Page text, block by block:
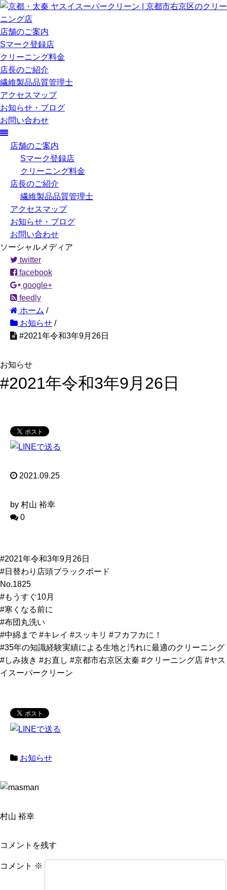
店舗のご案内
Sマーク登録店
クリーニング料金
店長のご紹介
繊維製品品質管理士
アクセスマップ
お知らせ・ブログ
お問い合わせ
店舗のご案内
Sマーク登録店
クリーニング料金
店長のご紹介
繊維製品品質管理士
アクセスマップ
お知らせ・ブログ
お問い合わせ
ソーシャルメディア
twitter
facebook
google+
feedly
ホーム /
お知らせ /
#2021年令和3年9月26日
お知らせ
#2021年令和3年9月26日
2021.09.25
by 村山 裕幸
0
#2021年令和3年9月26日
#日替わり店頭ブラックボード
No.1825
#もうすぐ10月
#寒くなる前に
#布団丸洗い
#中綿まで #キレイ #スッキリ #フカフカに！
#35年の知識経験実績による生地と汚れに最適のクリーニング
#しみ抜き #お直し #京都市右京区太秦 #クリーニング店 #ヤス
イスーパークリーン
お知らせ
村山 裕幸
コメントを残す
コメント ※